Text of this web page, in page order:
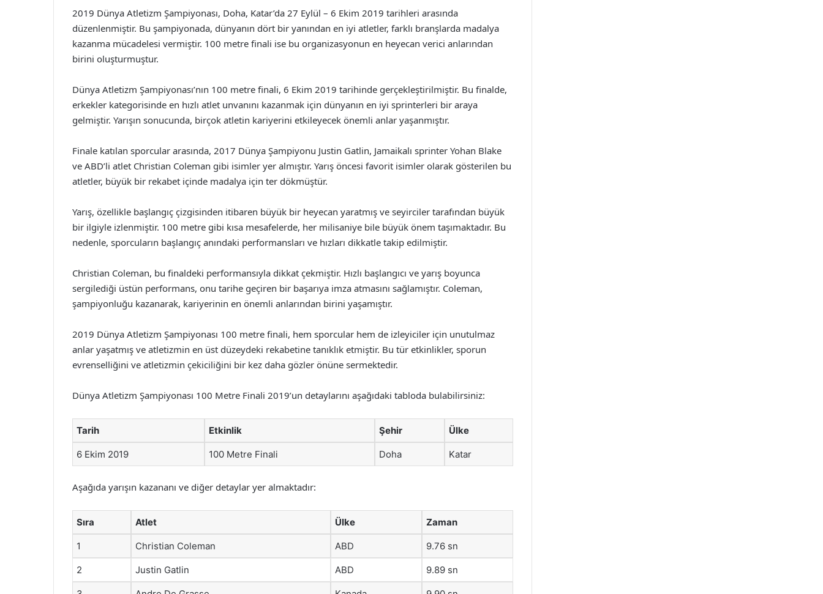
2019 Dünya Atletizm Şampiyonası, Doha, Katar’da 27 Eylül – 6 Ekim 2019 tarihleri arasında
düzenlenmiştir. Bu şampiyonada, dünyanın dört bir yanından en iyi atletler, farklı branşlarda madalya
kazanma mücadelesi vermiştir. 100 metre finali ise bu organizasyonun en heyecan verici anlarından
birini oluşturmuştur.
Dünya Atletizm Şampiyonası’nın 100 metre finali, 6 Ekim 2019 tarihinde gerçekleştirilmiştir. Bu finalde,
erkekler kategorisinde en hızlı atlet unvanını kazanmak için dünyanın en iyi sprinterleri bir araya
gelmiştir. Yarışın sonucunda, birçok atletin kariyerini etkileyecek önemli anlar yaşanmıştır.
Finale katılan sporcular arasında, 2017 Dünya Şampiyonu Justin Gatlin, Jamaikalı sprinter Yohan Blake
ve ABD’li atlet Christian Coleman gibi isimler yer almıştır. Yarış öncesi favorit isimler olarak gösterilen bu
atletler, büyük bir rekabet içinde madalya için ter dökmüştür.
Yarış, özellikle başlangıç çizgisinden itibaren büyük bir heyecan yaratmış ve seyirciler tarafından büyük
bir ilgiyle izlenmiştir. 100 metre gibi kısa mesafelerde, her milisaniye bile büyük önem taşımaktadır. Bu
nedenle, sporcuların başlangıç anındaki performansları ve hızları dikkatle takip edilmiştir.
Christian Coleman, bu finaldeki performansıyla dikkat çekmiştir. Hızlı başlangıcı ve yarış boyunca
sergilediği üstün performans, onu tarihe geçiren bir başarıya imza atmasını sağlamıştır. Coleman,
şampiyonluğu kazanarak, kariyerinin en önemli anlarından birini yaşamıştır.
2019 Dünya Atletizm Şampiyonası 100 metre finali, hem sporcular hem de izleyiciler için unutulmaz
anlar yaşatmış ve atletizmin en üst düzeydeki rekabetine tanıklık etmiştir. Bu tür etkinlikler, sporun
evrenselliğini ve atletizmin çekiciliğini bir kez daha gözler önüne sermektedir.
Dünya Atletizm Şampiyonası 100 Metre Finali 2019’un detaylarını aşağıdaki tabloda bulabilirsiniz:
Tarih Etkinlik Şehir Ülke
6 Ekim 2019 100 Metre Finali Doha Katar
Aşağıda yarışın kazananı ve diğer detaylar yer almaktadır:
Sıra Atlet Ülke Zaman
1 Christian Coleman ABD 9.76 sn
2 Justin Gatlin ABD 9.89 sn